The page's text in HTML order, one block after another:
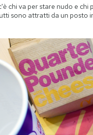
chi va per stare nudo e chi
sono attratti da un posto